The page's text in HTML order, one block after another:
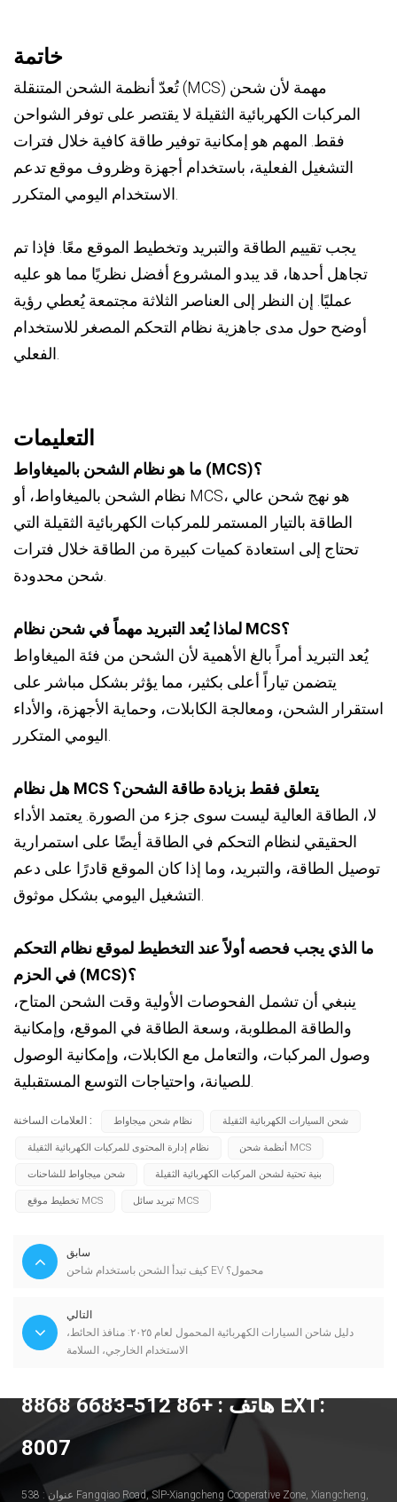
خاتمة
تُعدّ أنظمة الشحن المتنقلة (MCS) مهمة لأن شحن
المركبات الكهربائية الثقيلة لا يقتصر على توفر الشواحن
فقط. المهم هو إمكانية توفير طاقة كافية خلال فترات
التشغيل الفعلية، باستخدام أجهزة وظروف موقع تدعم
يجب تقييم الطاقة والتبريد وتخطيط الموقع معًا. فإذا تم
تجاهل أحدها، قد يبدو المشروع أفضل نظريًا مما هو عليه
عمليًا. إن النظر إلى العناصر الثلاثة مجتمعة يُعطي رؤية
أوضح حول مدى جاهزية نظام التحكم المصغر للاستخدام
التعليمات
ما هو نظام الشحن بالميغاواط (MCS)؟
نظام الشحن بالميغاواط، أو MCS، هو نهج شحن عالي
الطاقة بالتيار المستمر للمركبات الكهربائية الثقيلة التي
تحتاج إلى استعادة كميات كبيرة من الطاقة خلال فترات
لماذا يُعد التبريد مهماً في شحن نظام MCS؟
يُعد التبريد أمراً بالغ الأهمية لأن الشحن من فئة الميغاواط
يتضمن تياراً أعلى بكثير، مما يؤثر بشكل مباشر على
استقرار الشحن، ومعالجة الكابلات، وحماية الأجهزة، والأداء
هل نظام MCS يتعلق فقط بزيادة طاقة الشحن؟
لا، الطاقة العالية ليست سوى جزء من الصورة. يعتمد الأداء
الحقيقي لنظام التحكم في الطاقة أيضًا على استمرارية
توصيل الطاقة، والتبريد، وما إذا كان الموقع قادرًا على دعم
ما الذي يجب فحصه أولاً عند التخطيط لموقع نظام التحكم
في الحزم (MCS)؟
ينبغي أن تشمل الفحوصات الأولية وقت الشحن المتاح،
والطاقة المطلوبة، وسعة الطاقة في الموقع، وإمكانية
وصول المركبات، والتعامل مع الكابلات، وإمكانية الوصول
العلامات الساخنة : نظام شحن ميجاواط شحن السيارات الكهربائية الثقيلة
نظام إدارة المحتوى للمركبات الكهربائية الثقيلة أنظمة شحن MCS
شحن ميجاواط للشاحنات بنية تحتية لشحن المركبات الكهربائية الثقيلة
تخطيط موقع MCS تبريد سائل MCS
سابق
كيف تبدأ الشحن باستخدام شاحن EV محمول؟
التالي
دليل شاحن السيارات الكهربائية المحمول لعام ٢٠٢٥: منافذ الحائط،
الاستخدام الخارجي، السلامة
هاتف : +86 512-6683 8868 EXT:
8007
عنوان : 538 Fangqiao Road, SlP-Xiangcheng Cooperative Zone, Xiangcheng,